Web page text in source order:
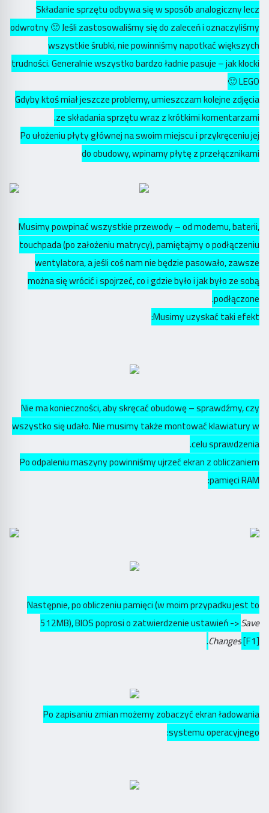
Składanie sprzętu odbywa się w sposób analogiczny lecz
odwrotny 🙂 Jeśli zastosowaliśmy się do zaleceń i oznaczyliśmy
wszystkie śrubki, nie powinniśmy napotkać większych
trudności. Generalnie wszystko bardzo ładnie pasuje – jak klocki
LEGO 🙂
Gdyby ktoś miał jeszcze problemy, umieszczam kolejne zdjęcia
ze składania sprzętu wraz z krótkimi komentarzami.
Po ułożeniu płyty głównej na swoim miejscu i przykręceniu jej
do obudowy, wpinamy płytę z przełącznikami
Musimy powpinać wszystkie przewody – od modemu, baterii,
touchpada (po założeniu matrycy), pamiętajmy o podłączeniu
wentylatora, a jeśli coś nam nie będzie pasowało, zawsze
można się wrócić i spojrzeć, co i gdzie było i jak było ze sobą
podłączone.
Musimy uzyskać taki efekt:
Nie ma konieczności, aby skręcać obudowę – sprawdźmy, czy
wszystko się udało. Nie musimy także montować klawiatury w
celu sprawdzenia.
Po odpaleniu maszyny powinniśmy ujrzeć ekran z obliczaniem
pamięci RAM:
Następnie, po obliczeniu pamięci (w moim przypadku jest to
512MB), BIOS poprosi o zatwierdzenie ustawień ->Save
Changes[F1].
Po zapisaniu zmian możemy zobaczyć ekran ładowania
systemu operacyjnego: